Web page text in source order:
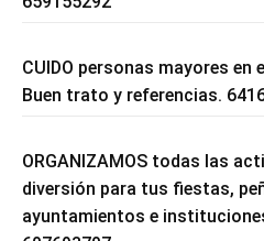
CUIDO personas mayores en
Buen trato y referencias.
ORGANIZAMOS todas las
diversión para tus fiestas,
ayuntamientos e